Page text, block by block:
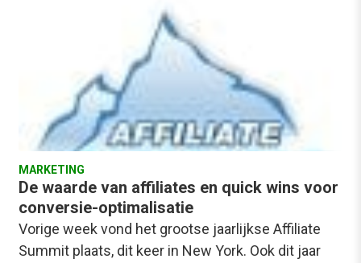
MARKETING
De waarde van affiliates en quick wins voor
conversie-optimalisatie
Vorige week vond het grootse jaarlijkse Affiliate
Summit plaats, dit keer in New York. Ook dit jaar